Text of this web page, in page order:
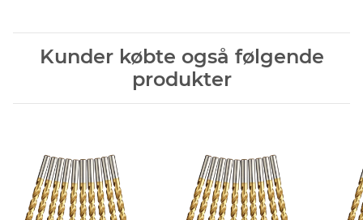
Kunder købte også følgende
produkter